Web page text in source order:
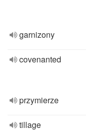
garnizony
covenanted
przymierze
tillage